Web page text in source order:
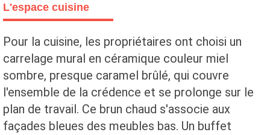
L'espace cuisine
Pour la cuisine, les propriétaires ont choisi un
carrelage mural en céramique couleur miel
sombre, presque caramel brûlé, qui couvre
l'ensemble de la crédence et se prolonge sur le
plan de travail. Ce brun chaud s'associe aux
façades bleues des meubles bas. Un buffet